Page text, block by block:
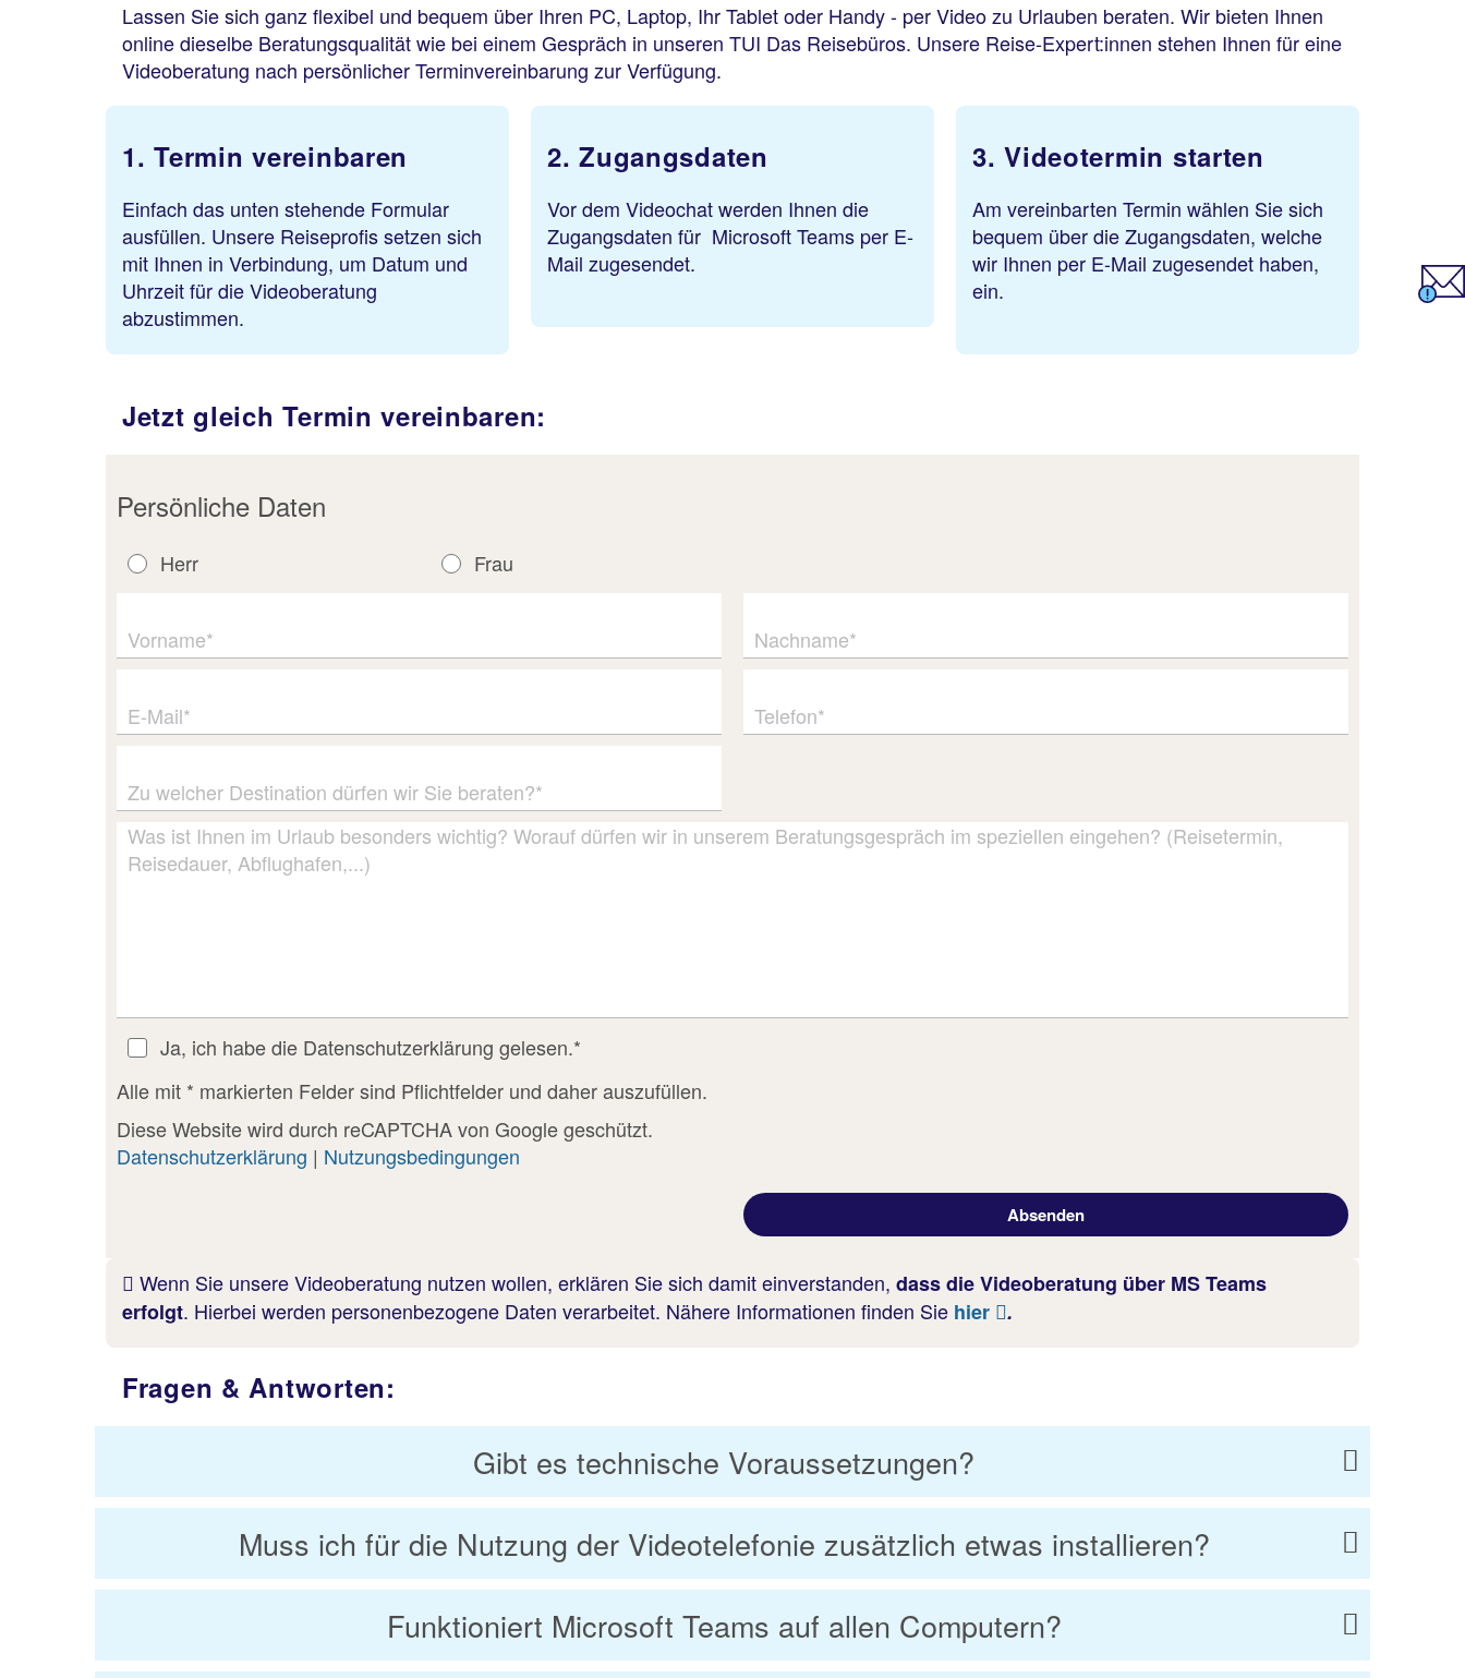
Lassen Sie sich ganz flexibel und bequem über Ihren PC, Laptop, Ihr Tablet oder Handy - per Video zu Urlauben beraten. Wir bieten Ihnen
online dieselbe Beratungsqualität wie bei einem Gespräch in unseren TUI Das Reisebüros. Unsere Reise-Expert:innen stehen Ihnen für eine
Videoberatung nach persönlicher Terminvereinbarung zur Verfügung.
1. Termin vereinbaren
Einfach das unten stehende Formular
ausfüllen. Unsere Reiseprofis setzen sich
mit Ihnen in Verbindung, um Datum und
Uhrzeit für die Videoberatung
abzustimmen.
2. Zugangsdaten
Vor dem Videochat werden Ihnen die
Zugangsdaten für Microsoft Teams per E-
Mail zugesendet.
3. Videotermin starten
Am vereinbarten Termin wählen Sie sich
bequem über die Zugangsdaten, welche
wir Ihnen per E-Mail zugesendet haben,
ein.
Jetzt gleich Termin vereinbaren:
Persönliche Daten
Herr Frau
Vorname* Nachname*
E-Mail* Telefon*
Zu welcher Destination dürfen wir Sie beraten?*
Was ist Ihnen im Urlaub besonders wichtig? Worauf dürfen wir in unserem Beratungsgespräch im speziellen eingehen? (Reisetermin,
Reisedauer, Abflughafen,...)
Ja, ich habe die Datenschutzerklärung gelesen.*
Alle mit * markierten Felder sind Pflichtfelder und daher auszufüllen.
Diese Website wird durch reCAPTCHA von Google geschützt.
Datenschutzerklärung | Nutzungsbedingungen
Wenn Sie unsere Videoberatung nutzen wollen, erklären Sie sich damit einverstanden, dass die Videoberatung über MS Teams
erfolgt. Hierbei werden personenbezogene Daten verarbeitet. Nähere Informationen finden Sie hier .
Fragen & Antworten:
Gibt es technische Voraussetzungen?
Muss ich für die Nutzung der Videotelefonie zusätzlich etwas installieren?
Funktioniert Microsoft Teams auf allen Computern?